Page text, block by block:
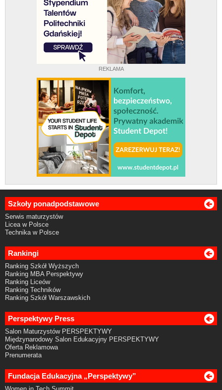
REKLAMA
Szkoły ponadpodstawowe
Serwis maturzystów
Licea w Polsce
Technika w Polsce
Rankingi
Ranking Szkół Wyższych
Ranking MBA Perspektywy
Ranking Liceów
Ranking Techników
Ranking Szkół Warszawskich
Perspektywy Press
Salon Maturzystów PERSPEKTYWY
Międzynarodowy Salon Edukacyjny PERSPEKTYWY
Oferta Reklamowa
Prenumerata
Fundacja Edukacyjna „Perspektywy”